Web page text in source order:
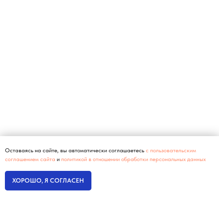
Оставаясь на сайте, вы автоматически соглашаетесь с пользовательским
соглашением сайта и политикой в отношении обработки персональных данных
ХОРОШО, Я СОГЛАСЕН